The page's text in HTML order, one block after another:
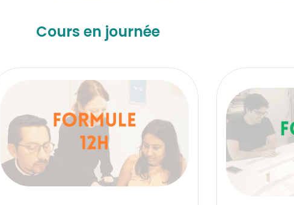
Cours en journée